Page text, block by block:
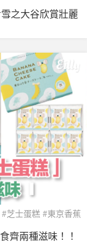
之大谷欣賞壯麗
#芝士蛋糕 #東京香蕉
齊兩種滋味！！